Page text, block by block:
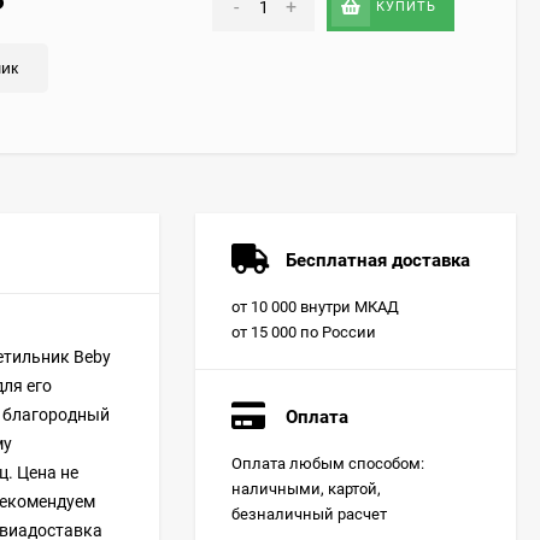
- + КУПИТЬ
Beby
его
благородный
Цена не
Бесплатная доставка
от 10 000 внутри МКАД
от 15 000 по России
Оплата
Оплата любым способом:
наличными, картой,
безналичный расчет